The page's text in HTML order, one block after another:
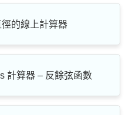
徑的線上計算器
計算器 – 反餘弦函數